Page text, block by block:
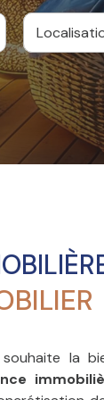
souhaite la